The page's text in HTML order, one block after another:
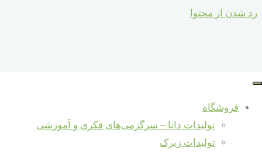
رد شدن از محتوا
فروشگاه
تولیدات دانا – سرگرمی‌های فکری و آموزشی
تولیدات زیرک
رنگهای
تازه‌ها و دانستنی‌ها